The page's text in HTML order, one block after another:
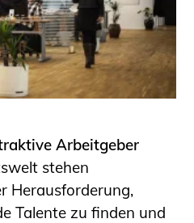
Arbeitgeber
stehen
Herausforderung,
Talente zu finden und